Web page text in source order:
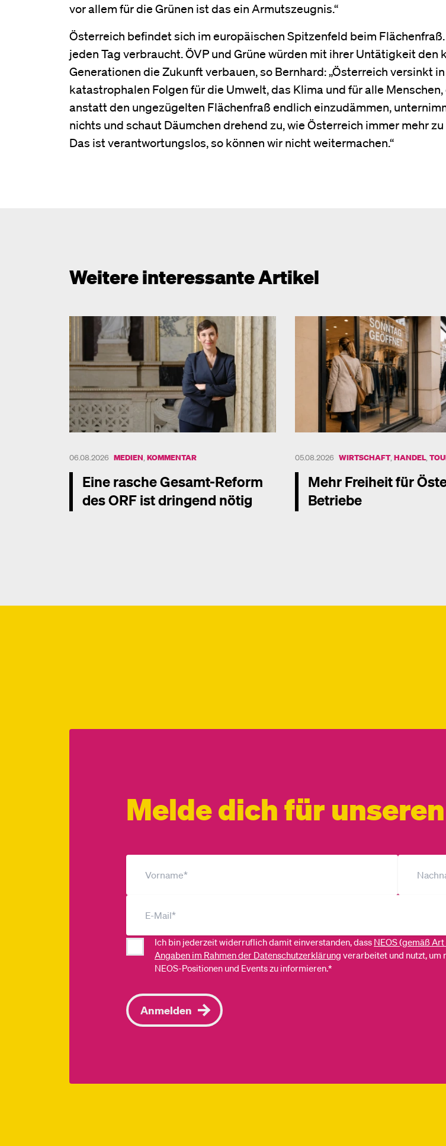
vor allem für die Grünen ist das ein Armutszeugnis.“
Österreich befindet sich im europäischen Spitzenfeld beim
jeden Tag verbraucht. ÖVP und Grüne würden mit ihrer Untätigkeit den
Generationen die Zukunft verbauen, so Bernhard: „Österreich versinkt
katastrophalen Folgen für die Umwelt, das Klima und für alle
anstatt den ungezügelten Flächenfraß endlich einzudämmen,
nichts und schaut Däumchen drehend zu, wie Österreich immer mehr
Das ist verantwortungslos, so können wir nicht weitermachen.“
Weitere interessante Artikel
06.08.2026 MEDIEN KOMMENTAR
Eine rasche Gesamt-Reform
des ORF ist dringend nötig
05.08.2026 WIRTSCHAFT, HANDEL,
Mehr Freiheit für
Betriebe
Melde dich für
Ich bin jederzeit widerruflich damit einverstanden, dass NEOS (gemäß
Angaben im Rahmen der Datenschutzerklärung verarbeitet und nutzt, um
NEOS-Positionen und Events zu informieren.*
Anmelden